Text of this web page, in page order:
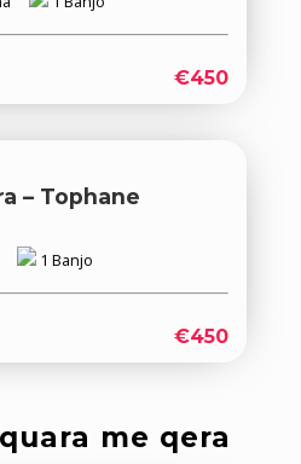
€450
– Tophane
1 Banjo
€450
me qera